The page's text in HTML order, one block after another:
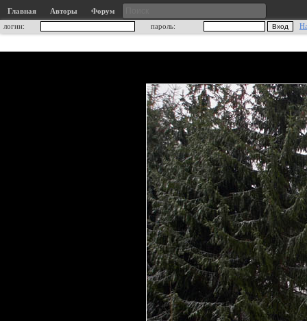
Главная Авторы
Форум
логин:
пароль: